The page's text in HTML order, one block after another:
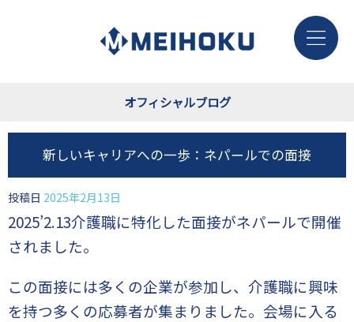
オフィシャルブログ
新しいキャリアへの一歩：ネパールでの面接
投稿日 2025年2月13日
2025’2.13介護職に特化した面接がネパールで開催
されました。
この面接には多くの企業が参加し、介護職に興味
を持つ多くの応募者が集まりました。会場に入る